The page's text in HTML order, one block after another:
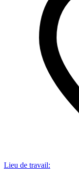
Lieu de travail: